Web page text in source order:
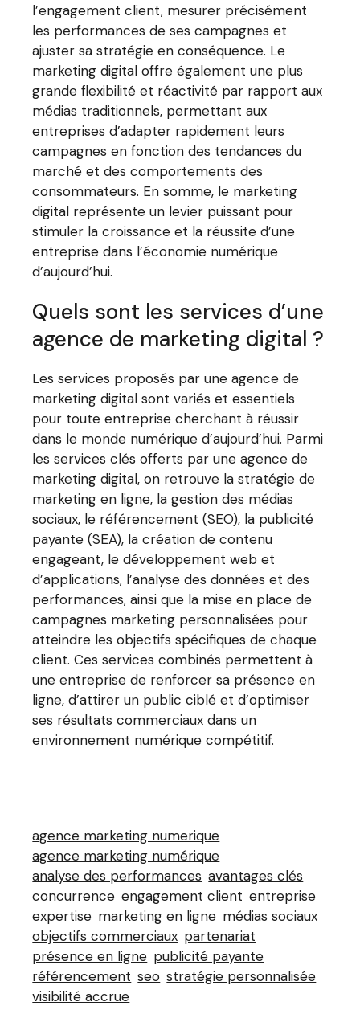
l’engagement client, mesurer précisément
les performances de ses campagnes et
ajuster sa stratégie en conséquence. Le
marketing digital offre également une plus
grande flexibilité et réactivité par rapport aux
médias traditionnels, permettant aux
entreprises d’adapter rapidement leurs
campagnes en fonction des tendances du
marché et des comportements des
consommateurs. En somme, le marketing
digital représente un levier puissant pour
stimuler la croissance et la réussite d’une
entreprise dans l’économie numérique
d’aujourd’hui.
Quels sont les services d’une
agence de marketing digital ?
Les services proposés par une agence de
marketing digital sont variés et essentiels
pour toute entreprise cherchant à réussir
dans le monde numérique d’aujourd’hui. Parmi
les services clés offerts par une agence de
marketing digital, on retrouve la stratégie de
marketing en ligne, la gestion des médias
sociaux, le référencement (SEO), la publicité
payante (SEA), la création de contenu
engageant, le développement web et
d’applications, l’analyse des données et des
performances, ainsi que la mise en place de
campagnes marketing personnalisées pour
atteindre les objectifs spécifiques de chaque
client. Ces services combinés permettent à
une entreprise de renforcer sa présence en
ligne, d’attirer un public ciblé et d’optimiser
ses résultats commerciaux dans un
environnement numérique compétitif.
agence marketing numerique
agence marketing numérique
analyse des performances avantages clés
concurrence engagement client entreprise
expertise marketing en ligne médias sociaux
objectifs commerciaux partenariat
présence en ligne publicité payante
référencement seo stratégie personnalisée
visibilité accrue